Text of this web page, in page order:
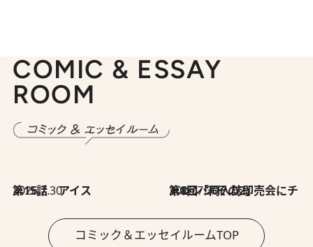
COMIC & ESSAY
ROOM
2026.7.30
第15話 アイス 2026.7.30
第8回「同人誌即売会にチャレンジ その2」
コミック＆エッセイルームTOP